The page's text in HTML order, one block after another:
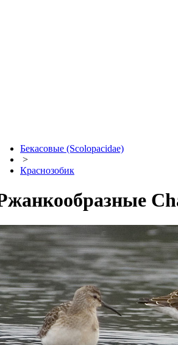
Бекасовые (Scolopacidae)
>
Краснозобик